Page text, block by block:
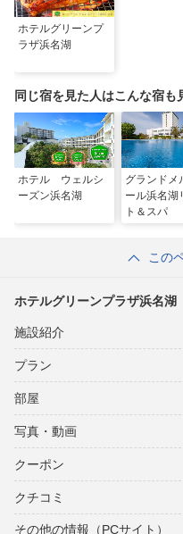
ホテルグリーンプ
ラザ浜名湖
同じ宿を見た人はこんな宿も
ホテル ウェルシ
ーズン浜名湖
グランドメ
ール浜名湖
ト＆スパ
この
ホテルグリーンプラザ浜名湖
施設紹介
プラン
部屋
写真・動画
クーポン
クチコミ
その他の情報（PCサイト）